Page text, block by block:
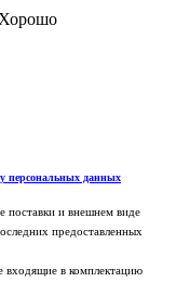
Хорошо
персональных данных
поставки и внешнем виде
предоставленных
в комплектацию